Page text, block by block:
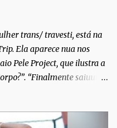
trans/ travesti, está na
Ela aparece nua nos
Pele Project, que ilustra a
“Finalmente saiuuu!!!
fala acima de tudo